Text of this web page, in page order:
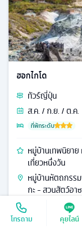
โทรถาม คุยไลน์
ฮอกไกโด
ทัวร์ญี่ปุ่น
ส.ค. / ก.ย. / ต.ค.
ที่พักระดับ
หมู่บ้านเทพนิยาย
เที่ยวหนึ่งวัน
หมู่บ้านหัตถกรรม
กะ - สวนสัตว์อา
พระพุทธเจ้า - หุ
ตอิชิยะ (ชิโรอิ โคบิ